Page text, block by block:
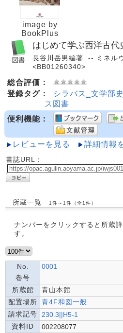
image by
BookPlus
はじめて学ぶ西洋古代
長谷川岳男編著. -- ミネル
<BB01260340>
総合評価：
登録タグ：
シラバス_文学部
ス図書
便利機能：
レビューを見る 詳細情報
書誌URL：
所蔵一覧 1件～1件（全1件）
ナンバーをクリックすると所蔵
す。
No.
0001
巻号
所蔵館
青山本館
配置場所
青4F和図一般
請求記号
230.3||H5-1
資料ID
002208077